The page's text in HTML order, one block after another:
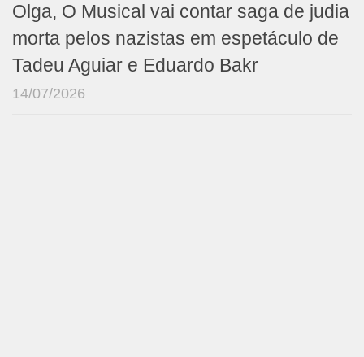
Olga, O Musical vai contar saga de judia
morta pelos nazistas em espetáculo de
Tadeu Aguiar e Eduardo Bakr
14/07/2026